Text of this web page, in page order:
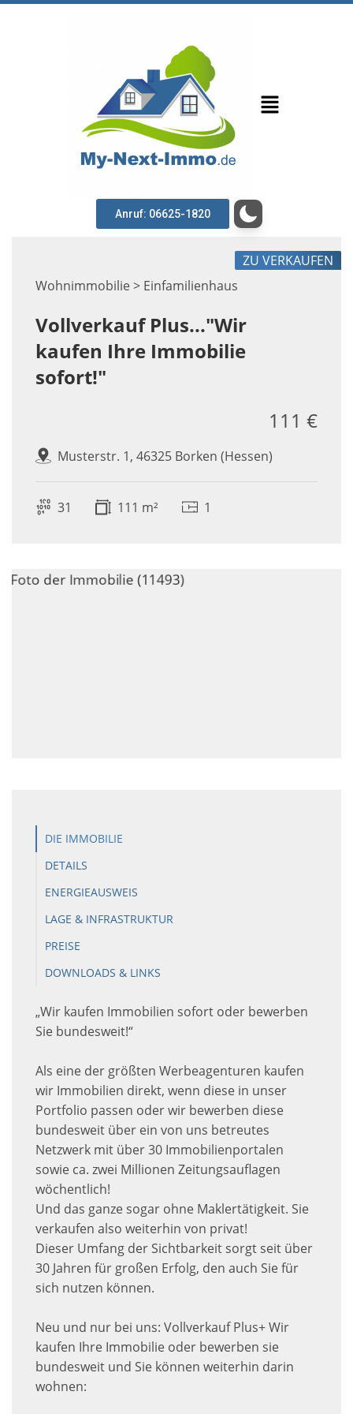
Anruf: 06625-1820
Wohnimmobilie > Einfamilienhaus
ZU VERKAUFEN
Vollverkauf Plus..."Wir
kaufen Ihre Immobilie
sofort!"
Musterstr. 1, 46325 Borken (Hessen)
111 €
31 111 m² 1
DIE IMMOBILIE
DETAILS
ENERGIEAUSWEIS
LAGE & INFRASTRUKTUR
PREISE
DOWNLOADS & LINKS
„Wir kaufen Immobilien sofort oder bewerben
Sie bundesweit!“
Als eine der größten Werbeagenturen kaufen
wir Immobilien direkt, wenn diese in unser
Portfolio passen oder wir bewerben diese
bundesweit über ein von uns betreutes
Netzwerk mit über 30 Immobilienportalen
sowie ca. zwei Millionen Zeitungsauflagen
wöchentlich!
Und das ganze sogar ohne Maklertätigkeit. Sie
verkaufen also weiterhin von privat!
Dieser Umfang der Sichtbarkeit sorgt seit über
30 Jahren für großen Erfolg, den auch Sie für
sich nutzen können.
Neu und nur bei uns: Vollverkauf Plus+ Wir
kaufen Ihre Immobilie oder bewerben sie
bundesweit und Sie können weiterhin darin
wohnen: